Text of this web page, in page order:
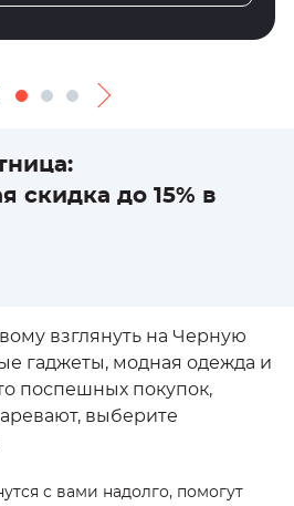
скидка до 15% в
взглянуть на Черную
гаджеты, модная одежда и
поспешных покупок,
выберите
с вами надолго, помогут